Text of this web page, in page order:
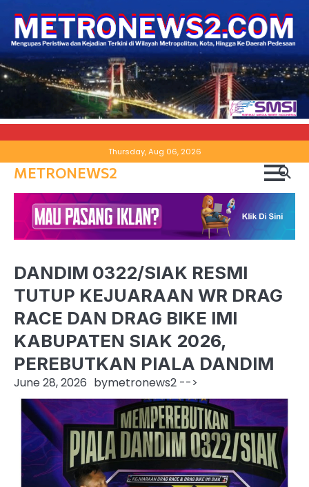
to
content
Thursday, Aug 06, 2026
METRONEWS2
DANDIM 0322/SIAK RESMI
TUTUP KEJUARAAN WR DRAG
RACE DAN DRAG BIKE IMI
KABUPATEN SIAK 2026,
PEREBUTKAN PIALA DANDIM
June 28, 2026 bymetronews2 -->